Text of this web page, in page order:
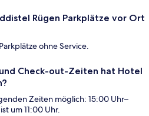
Rügen Parkplätze vor Ort
ohne Service.
Check-out-Zeiten hat Hotel
Zeiten möglich: 15:00 Uhr–
um 11:00 Uhr.